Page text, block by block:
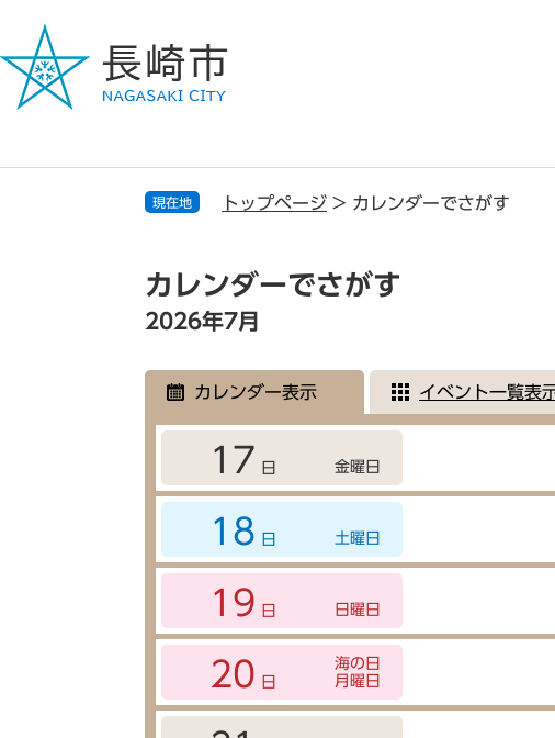
ジ
で
ュ
ば
現在地 トップページ > カレンダーでさがす
文
カレンダーでさがす
2026年7月
カレンダー表示 イベント一覧表
17 日 金曜日
18 日 土曜日
19 日 日曜日
20 日
海の日
月曜日